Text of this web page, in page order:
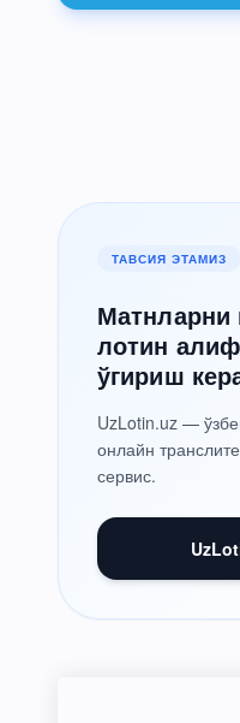
ТАВСИЯ ЭТАМИЗ
Матнларни
лотин
ўгириш
UzLotin.uz —
онлайн
сервис.